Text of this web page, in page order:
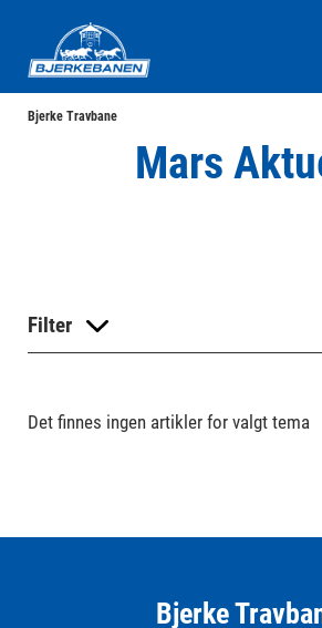
Bjerke Travbane
Mars
Filter
Det finnes ingen artikler for valgt tema
Bjerke